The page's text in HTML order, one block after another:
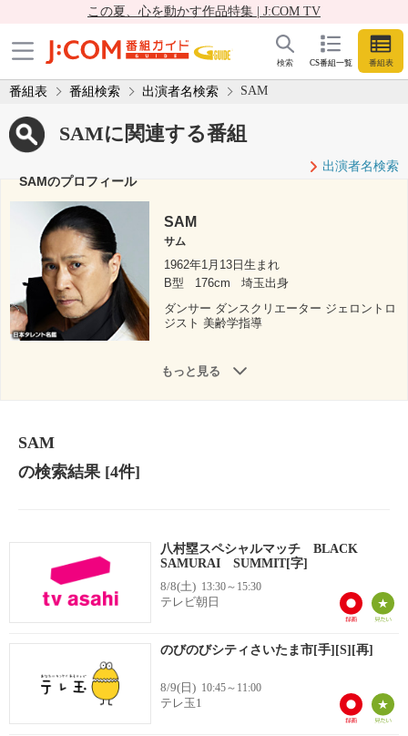
この夏、心を動かす作品特集 | J:COM TV
CS番組一覧 番組表
検索
番組表 番組検索 出演者名検索 SAM
SAMに関連する番組
出演者名検索
SAMのプロフィール
SAM
サム
1962年1月13日生まれ
B型
176cm
埼玉出身
ダンサー ダンスクリエーター ジェロントロ
ジスト 美齢学指導
もっと見る
SAM
の検索結果[4件]
八村塁スペシャルマッチ BLACK
SAMURAI SUMMIT[字]
8/8(土) 13:30～15:30
テレビ朝日
のびのびシティさいたま市[手][S][再]
8/9(日) 10:45～11:00
テレ玉1